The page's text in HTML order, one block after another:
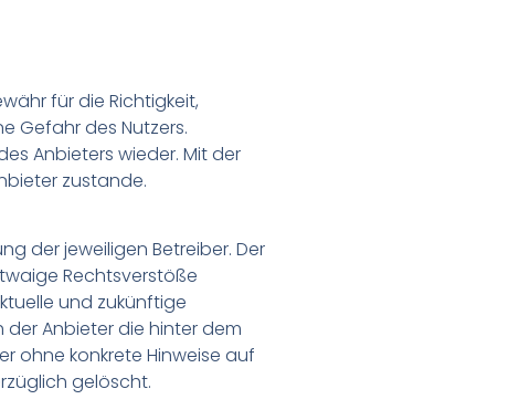
für die Richtigkeit,
Gefahr des Nutzers.
Anbieters wieder. Mit der
zustande.
der jeweiligen Betreiber. Der
Rechtsverstöße
und zukünftige
Anbieter die hinter dem
ohne konkrete Hinweise auf
gelöscht.